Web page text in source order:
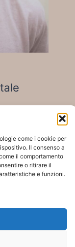
come i cookie per
Il consenso a
il comportamento
o ritirare il
e funzioni.
completa
PIVA